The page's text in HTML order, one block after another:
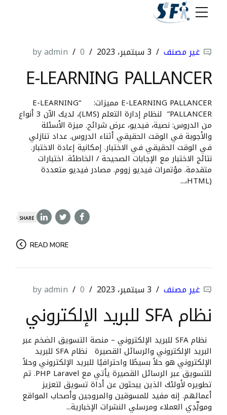
غير مصنف 3 سبتمبر، 2023 by admin 0
E-LEARNING PALLANCER
E-LEARNING PALLANCER مميزات: “E-LEARNING
PALLANCER” لنظام إدارة التعلم (LMS)، لديك الآن 3 أنواع
من الدروس: نصية، فيديو، عرض شرائح. ميزة الأسئلة
والأجوبة في الوقت الحقيقي أثناء الدروس. عداد تنازلي
في الوقت الحقيقي في الاختبار. إمكانية إعادة الاختبار.
نتائج الاختبار مع الإجابات الصحيحة / الخاطئة. اختبارات
متقدمة. مؤتمرات فيديو زووم. مصادر فيديو متعددة
(HTML،...
SHARE
READ MORE
غير مصنف 3 سبتمبر، 2023 by admin 0
نظام SFA للبريد الإلكتروني
نظام SFA للبريد الإلكتروني – منصة التسويق الضخم عبر
البريد الإلكتروني والرسائل القصيرة نظام SFA للبريد
الإلكتروني هو حلاً بسيطًا واحترافيًا للبريد الإلكتروني وحلاً
للتسويق عبر الرسائل القصيرة يأتي مع PHP Laravel. تم
تطويره لأولئك الذين يبحثون عن أداة تسويق لتعزيز
أعمالهم. إنه مفيد للمسوقين والمروجين وأصحاب المواقع
ومولِّدِي العملاء ومرسلي النشرات الإخبارية...